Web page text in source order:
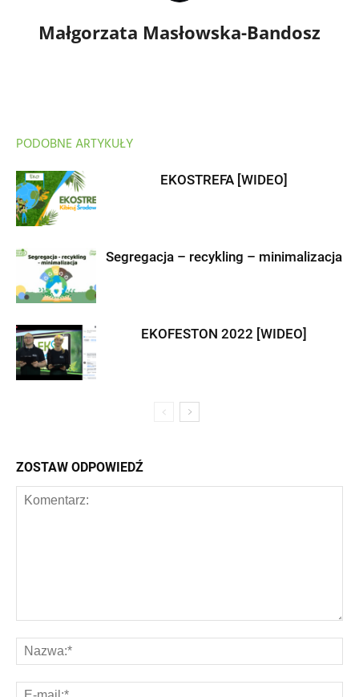
Małgorzata Masłowska-Bandosz
PODOBNE ARTYKUŁY
EKOSTREFA [WIDEO]
Segregacja – recykling – minimalizacja
EKOFESTON 2022 [WIDEO]
ZOSTAW ODPOWIEDŹ